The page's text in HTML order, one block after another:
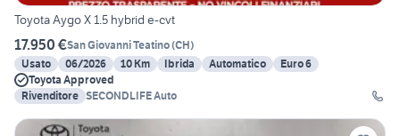
Toyota Aygo X 1.5 hybrid e-cvt
17.950 €San Giovanni Teatino(CH)
Usato
06/2026 10 Km Ibrida Automatico
Euro 6
Toyota Approved
Rivenditore SECONDLIFE Auto